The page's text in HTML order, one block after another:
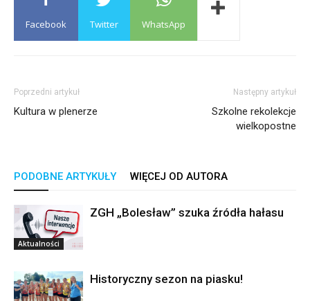
Facebook Twitter WhatsApp
Poprzedni artykuł
Kultura w plenerze
Następny artykuł
Szkolne rekolekcje
wielkopostne
PODOBNE ARTYKUŁY WIĘCEJ OD AUTORA
Aktualności
ZGH „Bolesław” szuka źródła hałasu
Historyczny sezon na piasku!